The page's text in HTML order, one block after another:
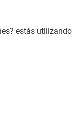
estás